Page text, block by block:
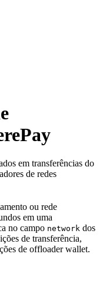
em transferências do
de redes
ou rede
em uma
no campo network dos
de transferência,
de offloader wallet.